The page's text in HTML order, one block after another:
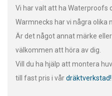
Vi har valt att ha Waterproofs
Warmnecks har vi några olika
Är det något annat märke
välkommen att höra av dig.
Vill du ha hjälp att montera
till fast pris i vårdräktverkstad!